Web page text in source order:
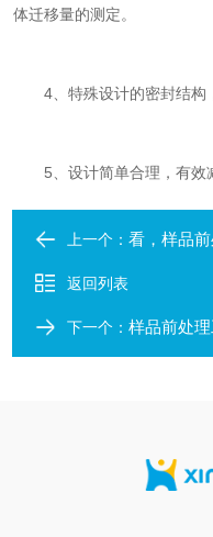
体迁移量的测定。
4、特殊设计的密封结构
5、设计简单合理，有效
上一个：看，样品
返回列表
下一个：样品前处